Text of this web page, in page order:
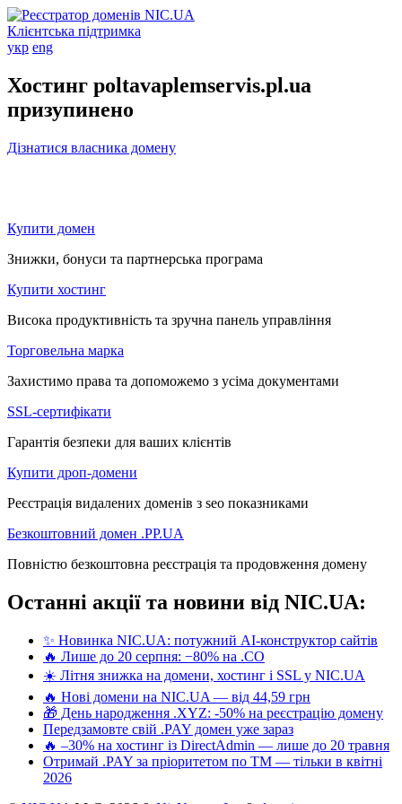
Клієнтська підтримка
укр eng
Хостинг poltavaplemservis.pl.ua
призупинено
Дізнатися власника домену
Купити домен
Знижки, бонуси та партнерська програма
Купити хостинг
Висока продуктивність та зручна панель управління
Торговельна марка
Захистимо права та допоможемо з усіма документами
SSL-сертифікати
Гарантія безпеки для ваших клієнтів
Купити дроп-домени
Реєстрація видалених доменів з seo показниками
Безкоштовний домен .PP.UA
Повністю безкоштовна реєстрація та продовження домену
Останні акції та новини від NIC.UA:
✨ Новинка NIC.UA: потужний AI-конструктор сайтів
🔥 Лише до 20 серпня: −80% на .CO
☀️ Літня знижка на домени, хостинг і SSL у NIC.UA
🔥 Нові домени на NIC.UA — від 44,59 грн
🎁 День народження .XYZ: -50% на реєстрацію домену
Передзамовте свій .PAY домен уже зараз
🔥 –30% на хостинг із DirectAdmin — лише до 20 травня
Отримай .PAY за пріоритетом по ТМ — тільки в квітні
2026